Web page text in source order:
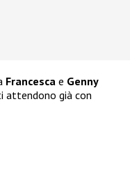
Francesca e Genny
attendono già con